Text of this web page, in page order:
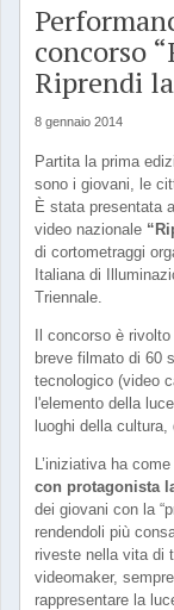
concorso
Riprendi
8 gennaio 2014
Partita la prima
sono i giovani, le
È stata presentata
video nazionale
di cortometraggi
Italiana di
Triennale.
Il concorso è
breve filmato di 60
tecnologico (video
l'elemento della
luoghi della
L’iniziativa ha
con protagonista
dei giovani con la
rendendoli più
riveste nella vita di
videomaker,
rappresentare la